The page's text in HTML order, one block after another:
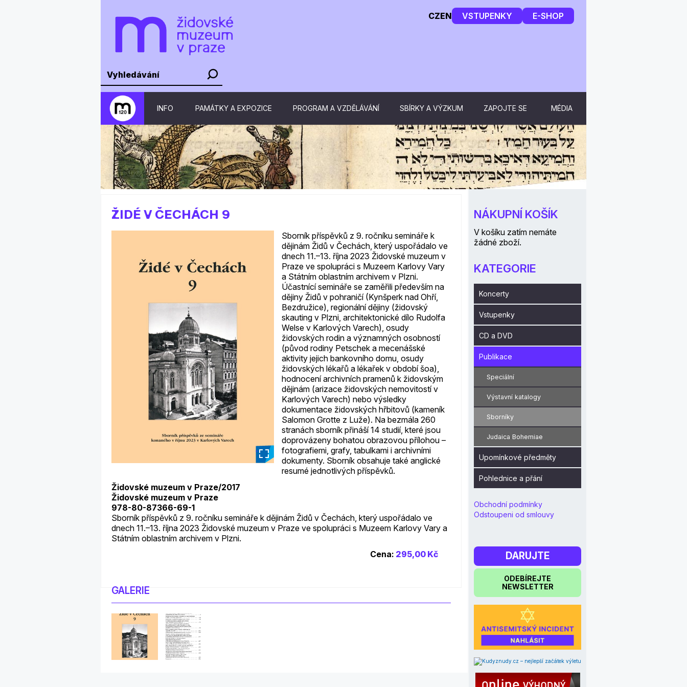
CZEN VSTUPENKY E-SHOP
INFO PAMÁTKY A EXPOZICE PROGRAM A VZDĚLÁVÁNÍ SBÍRKY A VÝZKUM ZAPOJTE SE MÉDIA
ŽIDÉ V ČECHÁCH 9
Sborník příspěvků z 9. ročníku semináře k
dějinám Židů v Čechách, který uspořádalo ve
dnech 11.–13. října 2023 Židovské muzeum v
Praze ve spolupráci s Muzeem Karlovy Vary
a Státním oblastním archivem v Plzni.
Účastnící semináře se zaměřili především na
dějiny Židů v pohraničí (Kynšperk nad Ohří,
Bezdružice), regionální dějiny (židovský
skauting v Plzni, architektonické dílo Rudolfa
Welse v Karlových Varech), osudy
židovských rodin a významných osobností
(původ rodiny Petschek a mecenášské
aktivity jejich bankovního domu, osudy
židovských lékařů a lékařek v období šoa),
hodnocení archivních pramenů k židovským
dějinám (arizace židovských nemovitostí v
Karlových Varech) nebo výsledky
dokumentace židovských hřbitovů (kameník
Salomon Grotte z Luže). Na bezmála 260
stranách sborník přináší 14 studií, které jsou
doprovázeny bohatou obrazovou přílohou –
fotografiemi, grafy, tabulkami i archivními
dokumenty. Sborník obsahuje také anglické
resumé jednotlivých příspěvků.
Židovské muzeum v Praze/2017
Židovské muzeum v Praze
978-80-87366-69-1
Sborník příspěvků z 9. ročníku semináře k dějinám Židů v Čechách, který uspořádalo ve
dnech 11.–13. října 2023 Židovské muzeum v Praze ve spolupráci s Muzeem Karlovy Vary a
Státním oblastním archivem v Plzni.
Cena: 295,00 Kč
GALERIE
NÁKUPNÍ KOŠÍK
V košíku zatím nemáte
žádné zboží.
KATEGORIE
Koncerty
Vstupenky
CD a DVD
Publikace
Speciální
Výstavní katalogy
Sborníky
Judaica Bohemiae
Upomínkové předměty
Pohlednice a přání
Obchodní podmínky
Odstoupeni od smlouvy
DARUJTE
ODEBÍREJTE
NEWSLETTER